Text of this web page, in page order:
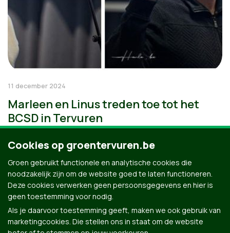
11 december 2024
Marleen en Linus treden toe tot het
BCSD in Tervuren
Cookies op groentervuren.be
Groen gebruikt functionele en analytische cookies die
noodzakelijk zijn om de website goed te laten functioneren.
Deze cookies verwerken geen persoonsgegevens en hier is
geen toestemming voor nodig.
Als je daarvoor toestemming geeft, maken we ook gebruik van
marketingcookies. Die stellen ons in staat om de website